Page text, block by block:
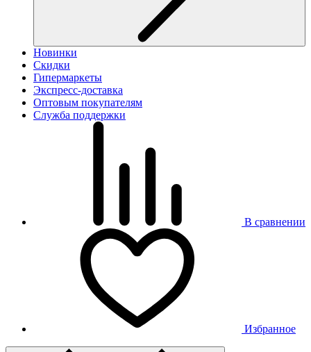
Новинки
Скидки
Гипермаркеты
Экспресс-доставка
Оптовым покупателям
Служба поддержки
В сравнении
Избранное